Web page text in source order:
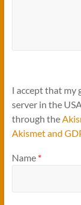
I accept that my
server in the
through the
Akismet and
Name *